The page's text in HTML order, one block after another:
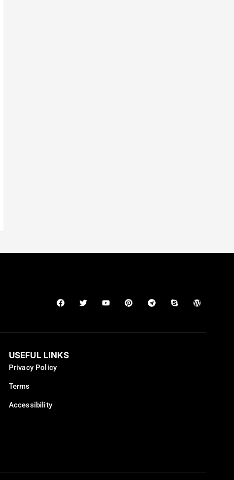
USEFUL LINKS
Privacy Policy
Terms
Accessibility